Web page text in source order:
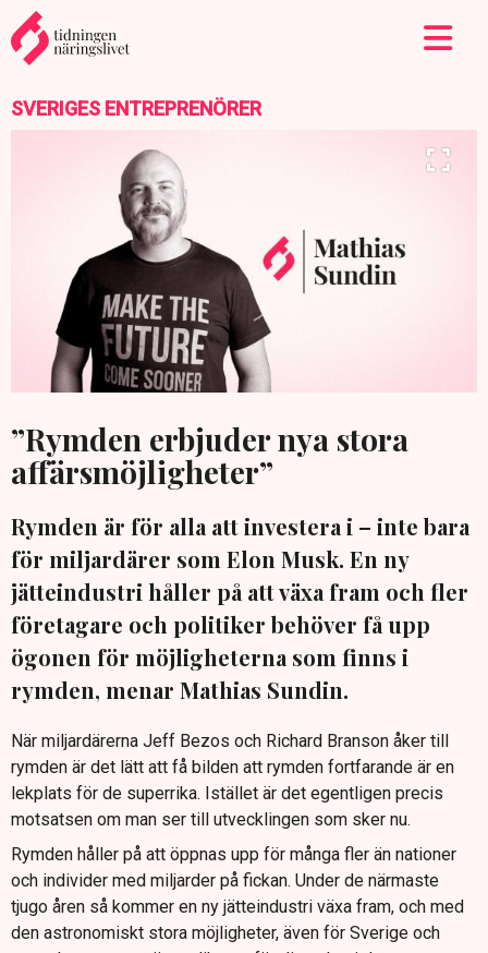
SVERIGES ENTREPRENÖRER
”Rymden erbjuder nya stora
affärsmöjligheter”
Rymden är för alla att investera i – inte bara
för miljardärer som Elon Musk. En ny
jätteindustri håller på att växa fram och fler
företagare och politiker behöver få upp
ögonen för möjligheterna som finns i
rymden, menar Mathias Sundin.
När miljardärerna Jeff Bezos och Richard Branson åker till
rymden är det lätt att få bilden att rymden fortfarande är en
lekplats för de superrika. Istället är det egentligen precis
motsatsen om man ser till utvecklingen som sker nu.
Rymden håller på att öppnas upp för många fler än nationer
och individer med miljarder på fickan. Under de närmaste
tjugo åren så kommer en ny jätteindustri växa fram, och med
den astronomiskt stora möjligheter, även för Sverige och